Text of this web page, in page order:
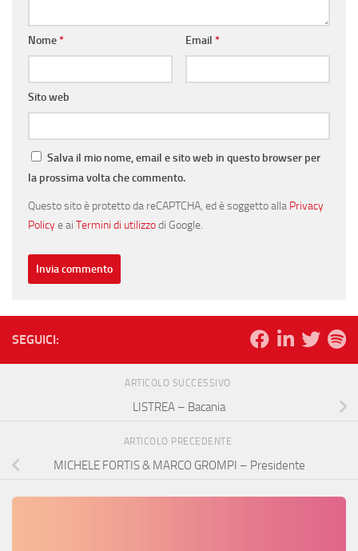
Nome* Email *
Sito web
Salva il mio nome, email e sito web in questo browser per
la prossima volta che commento.
Questo sito è protetto da reCAPTCHA, ed è soggetto alla Privacy
Policye ai Termini di utilizzodi Google.
SEGUICI:
ARTICOLO SUCCESSIVO
LISTREA – Bacania
ARTICOLO PRECEDENTE
MICHELE FORTIS & MARCO GROMPI – Presidente